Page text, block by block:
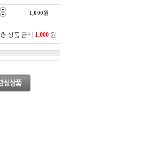
1,000원
총 상품 금액 1,000 원